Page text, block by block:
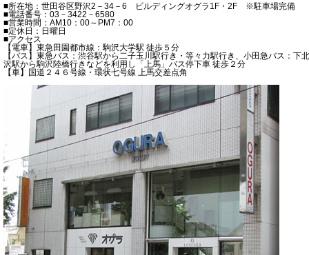
■所在地：世田谷区野沢2－34－6 ビルディングオグラ1F・2F ※駐車場完備
■電話番号：03－3422－6580
■営業時間：AM10：00～PM7：00
■定休日：日曜日
■アクセス
【電車】東急田園都市線：駒沢大学駅 徒歩５分
【バス】東急バス：渋谷駅から二子玉川駅行き・等々力駅行き、小田急バス：下北
沢駅から駒沢陸橋行きなどを利用し「上馬」バス停下車 徒歩２分
【車】国道２４６号線・環状七号線 上馬交差点角